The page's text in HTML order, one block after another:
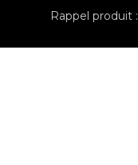
Rappel produit :